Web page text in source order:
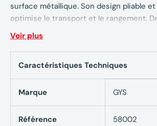
surface métallique. Son design pliable
optimise le transport et le rangement.
dispose d'une autonomie
en mode faible intensité et de 3 heures
intensité, assurant ainsi une longue
lors de vos interventions.
Caractéristiques
Voir plus
Caractéristiques Techniques
Marque GYS
Référence 58002